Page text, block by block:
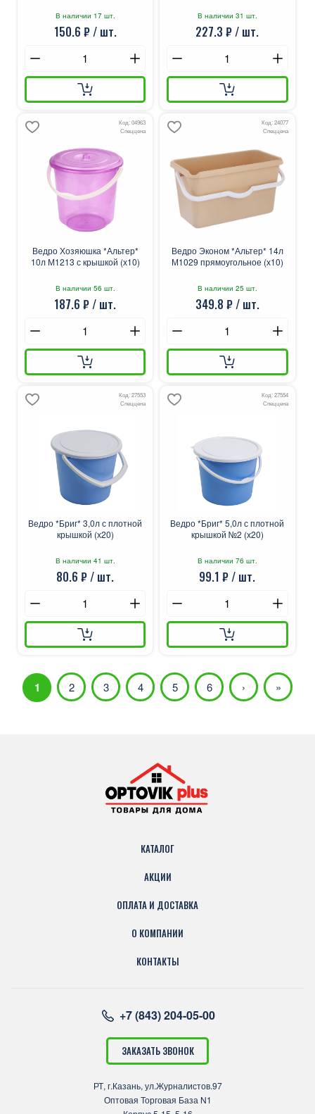
В наличии 17 шт.
150.6 ₽ / шт.
В наличии 31 шт.
227.3 ₽ / шт.
Код: 04963
Спеццена
Ведро Хозяюшка *Альтер*
10л М1213 с крышкой (х10)
В наличии 56 шт.
187.6 ₽ / шт.
Код: 24077
Спеццена
Ведро Эконом *Альтер* 14л
М1029 прямоугольное (х10)
В наличии 25 шт.
349.8 ₽ / шт.
Код: 27553
Спеццена
Ведро *Бриг* 3,0л с плотной
крышкой (х20)
В наличии 41 шт.
80.6 ₽ / шт.
Код: 27554
Спеццена
Ведро *Бриг* 5,0л с плотной
крышкой №2 (х20)
В наличии 76 шт.
99.1 ₽ / шт.
1 2 3 4 5 6 › »
КАТАЛОГ
АКЦИИ
ОПЛАТА И ДОСТАВКА
О КОМПАНИИ
КОНТАКТЫ
+7 (843) 204-05-00
ЗАКАЗАТЬ ЗВОНОК
РТ, г.Казань, ул.Журналистов.97
Оптовая Торговая База N1